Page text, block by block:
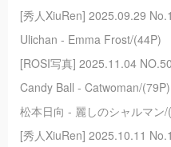
[秀人XiuRen] 2025.09.29
Ulichan - Emma Frost/(44P)
[ROSI写真] 2025.11.04
Candy Ball - Catwoman/(79P)
松本日向 - 麗しのシャルマン/
[秀人XiuRen] 2025.10.11